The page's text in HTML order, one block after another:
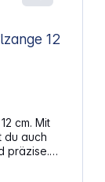
cm. Mit
du auch
präzise.
für